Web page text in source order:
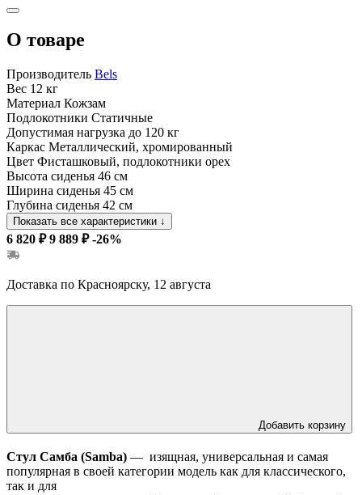
О товаре
Производитель Bels
Вес 12 кг
Материал Кожзам
Подлокотники Статичные
Допустимая нагрузка до 120 кг
Каркас Металлический, хромированный
Цвет Фисташковый, подлокотники орех
Высота сиденья 46 см
Ширина сиденья 45 см
Глубина сиденья 42 см
Показать все характеристики ↓
6 820 ₽ 9 889 ₽ -26%
Доставка по Красноярску, 12 августа
Добавить корзину
Стул Самба (Samba) — изящная, универсальная и самая
популярная в своей категории модель как для классического,
так и для